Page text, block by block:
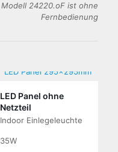
Modell 24220.oF ist ohne
Fernbedienung
LED Panel ohne
Netzteil
Indoor Einlegeleuchte
35W